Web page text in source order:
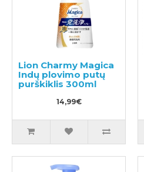
Lion Charmy Magica
Indų plovimo putų
purškiklis 300ml
14,99€